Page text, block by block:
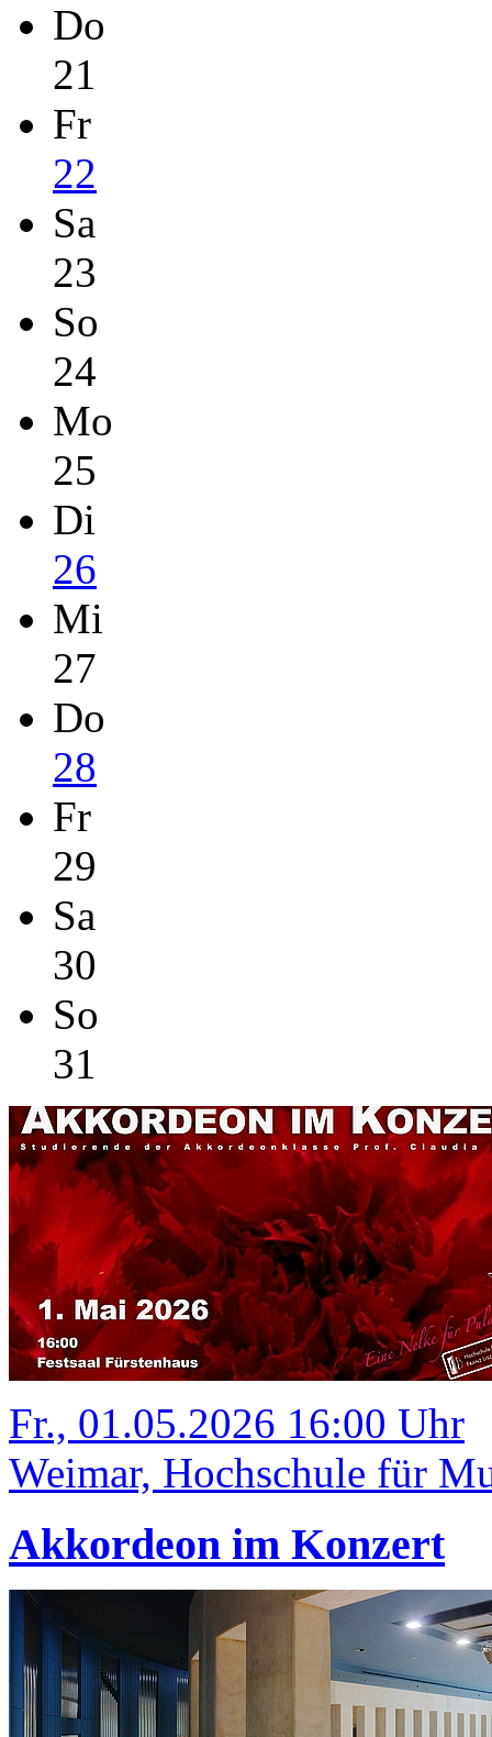
Do
21
Fr
22
Sa
23
So
24
Mo
25
Di
26
Mi
27
Do
28
Fr
29
Sa
30
So
31
Fr., 01.05.2026 16:00 Uhr
Weimar, Hochschule für
Akkordeon im Konzert